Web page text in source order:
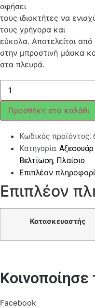
αφήσει
τους ιδιοκτήτες να
τους γρήγορα και
εύκολα. Αποτελείται
στην μπροστινή μάσκα
στα πλευρά.
ΑΥΤ/
ΤΑ
ΣΕΤ
VESPA
PRIMAVERA
ΑΝΘΡAKI-
ELEGANCE
ποσότητα
Προσθήκη στο καλάθι
Κωδικός προϊόντος:
Κατηγορία:
Βελτίωση, Πλαίσιο
Επιπλέον
Επιπλέον
Κατασκευαστής
Κοινοποίησε
Facebook